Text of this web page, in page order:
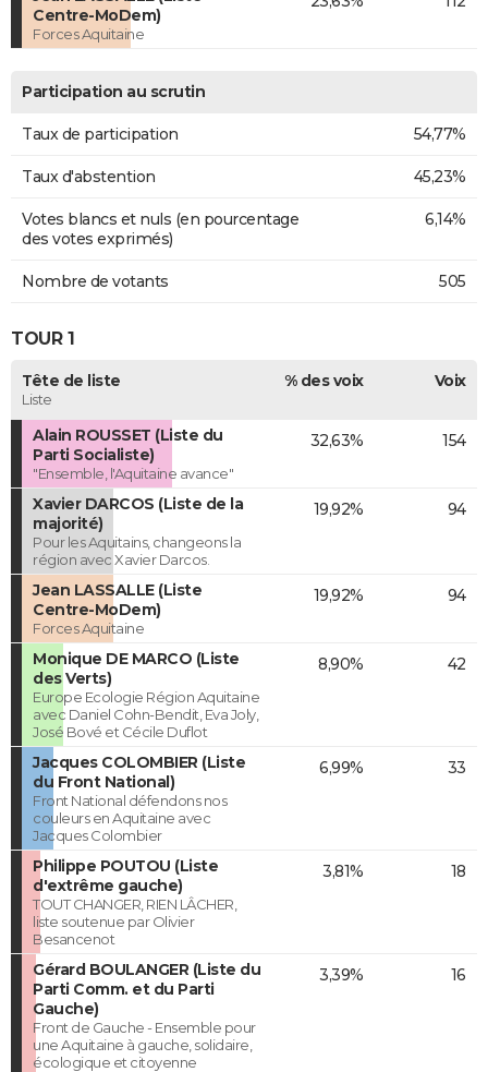
Centre-MoDem)
Forces Aquitaine
Participation au scrutin
Taux de participation 54,77%
Taux d'abstention 45,23%
Votes blancs et nuls (en pourcentage
des votes exprimés)
6,14%
Nombre de votants 505
TOUR 1
Tête de liste
Liste
% des voix Voix
Alain ROUSSET (Liste du
Parti Socialiste)
"Ensemble, l'Aquitaine avance"
32,63% 154
Xavier DARCOS (Liste de la
majorité)
Pour les Aquitains, changeons la
région avec Xavier Darcos.
19,92% 94
Jean LASSALLE (Liste
Centre-MoDem)
Forces Aquitaine
19,92% 94
Monique DE MARCO (Liste
des Verts)
Europe Ecologie Région Aquitaine
avec Daniel Cohn-Bendit, Eva Joly,
José Bové et Cécile Duflot
8,90% 42
Jacques COLOMBIER (Liste
du Front National)
Front National défendons nos
couleurs en Aquitaine avec
Jacques Colombier
6,99% 33
Philippe POUTOU (Liste
d'extrême gauche)
TOUT CHANGER, RIEN LÂCHER,
liste soutenue par Olivier
Besancenot
3,81% 18
Gérard BOULANGER (Liste du
Parti Comm. et du Parti
Gauche)
Front de Gauche - Ensemble pour
une Aquitaine à gauche, solidaire,
écologique et citoyenne
3,39% 16